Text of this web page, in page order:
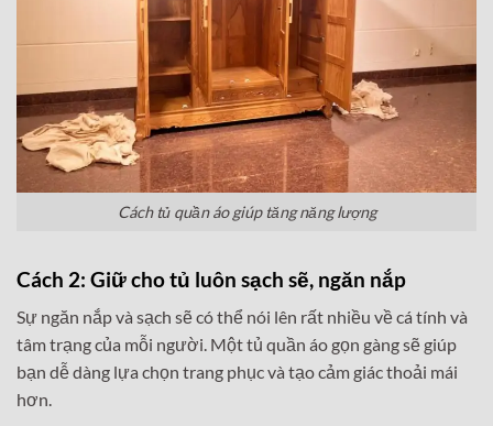
Cách tủ quần áo giúp tăng năng lượng
Cách 2: Giữ cho tủ luôn sạch sẽ, ngăn nắp
Sự ngăn nắp và sạch sẽ có thể nói lên rất nhiều về cá tính và
tâm trạng của mỗi người. Một tủ quần áo gọn gàng sẽ giúp
bạn dễ dàng lựa chọn trang phục và tạo cảm giác thoải mái
hơn.